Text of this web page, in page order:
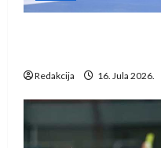
Redakcija 16. Jula 2026.